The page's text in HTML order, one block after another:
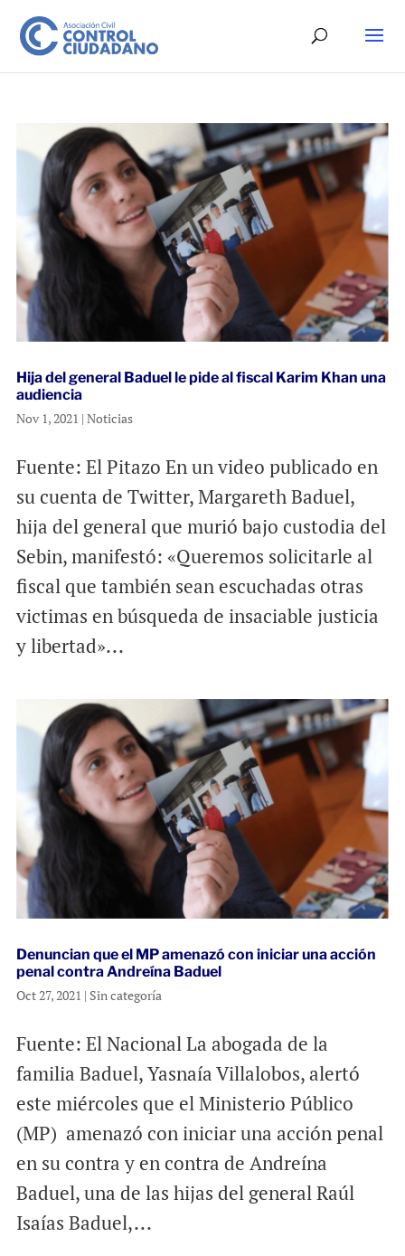
Hija del general Baduel le pide al fiscal Karim Khan una
audiencia
Nov 1, 2021 | Noticias
Fuente: El Pitazo En un video publicado en
su cuenta de Twitter, Margareth Baduel,
hija del general que murió bajo custodia del
Sebin, manifestó: «Queremos solicitarle al
fiscal que también sean escuchadas otras
victimas en búsqueda de insaciable justicia
y libertad»...
Denuncian que el MP amenazó con iniciar una acción
penal contra Andreína Baduel
Oct 27, 2021 | Sin categoría
Fuente: El Nacional La abogada de la
familia Baduel, Yasnaía Villalobos, alertó
este miércoles que el Ministerio Público
(MP) amenazó con iniciar una acción penal
en su contra y en contra de Andreína
Baduel, una de las hijas del general Raúl
Isaías Baduel,...